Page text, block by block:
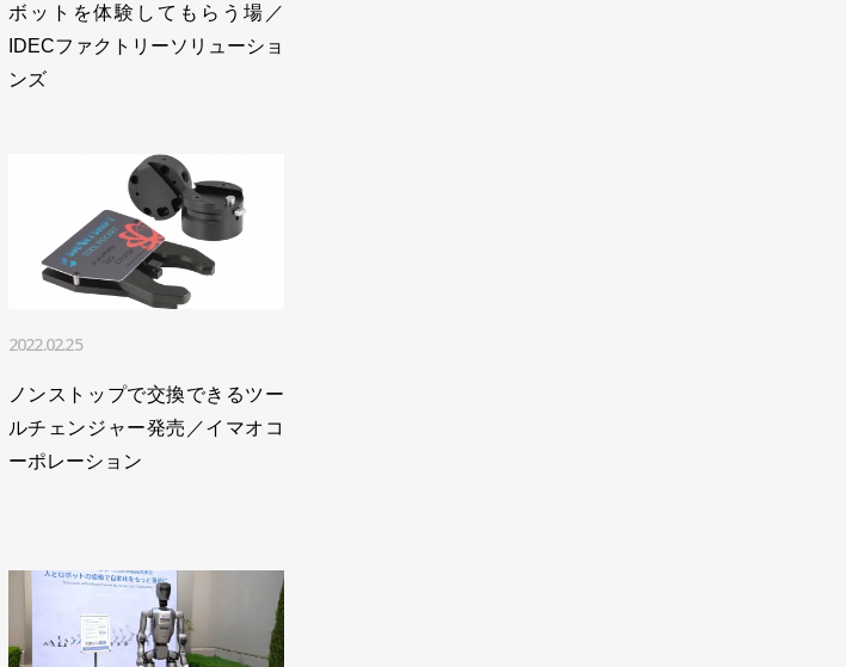
ボットを体験してもらう場／
IDECファクトリーソリューショ
ンズ
2022.02.25
ノンストップで交換できるツー
ルチェンジャー発売／イマオコ
ーポレーション